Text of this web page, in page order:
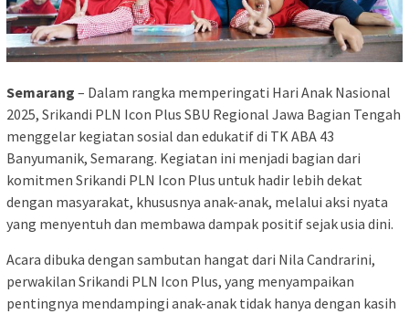
Semarang – Dalam rangka memperingati Hari Anak Nasional
2025, Srikandi PLN Icon Plus SBU Regional Jawa Bagian Tengah
menggelar kegiatan sosial dan edukatif di TK ABA 43
Banyumanik, Semarang. Kegiatan ini menjadi bagian dari
komitmen Srikandi PLN Icon Plus untuk hadir lebih dekat
dengan masyarakat, khususnya anak-anak, melalui aksi nyata
yang menyentuh dan membawa dampak positif sejak usia dini.
Acara dibuka dengan sambutan hangat dari Nila Candrarini,
perwakilan Srikandi PLN Icon Plus, yang menyampaikan
pentingnya mendampingi anak-anak tidak hanya dengan kasih